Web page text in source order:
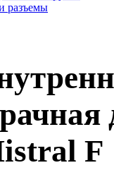
разъемы
F